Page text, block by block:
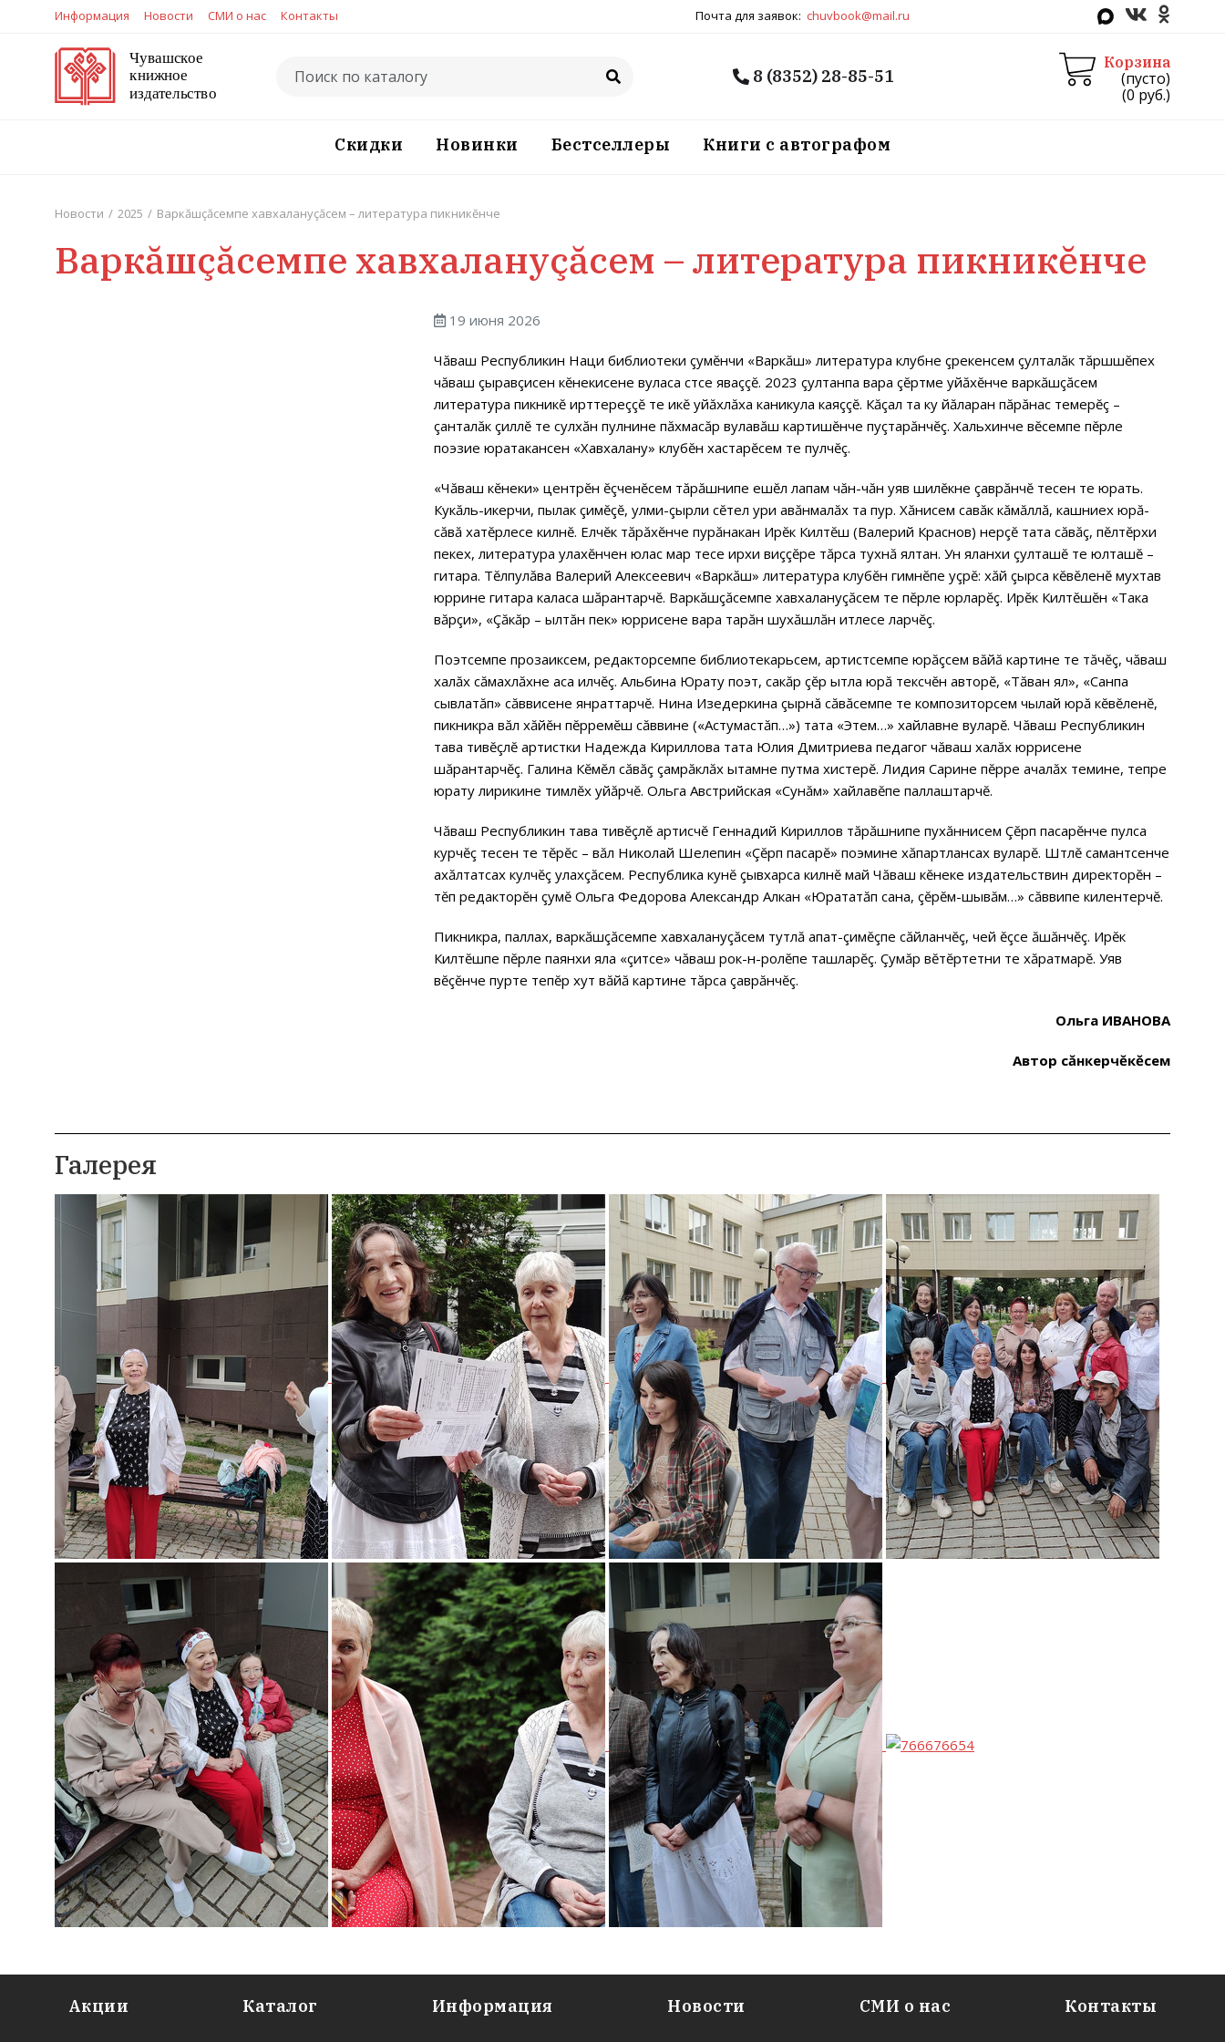
Информация Новости СМИ о нас Контакты Почта для заявок: chuvbook@mail.ru
8 (8352) 28-85-51
Корзина
(пусто)
(0 руб.)
Скидки Новинки Бестселлеры Книги с автографом
Новости / 2025 / Варкăшçăсемпе хавхалануçăсем – литература пикникĕнче
Варкăшçăсемпе хавхалануçăсем – литература пикникĕнче
19 июня 2026
Чăваш Республикин Наци библиотеки çумĕнчи «Варкăш» литература клубне çӳрекенсем çулталăк тăршшĕпех
чăваш çыравçисен кĕнекисене вуласа сӳтсе яваççĕ. 2023 çултанпа вара çĕртме уйăхĕнче варкăшçăсем
литература пикникĕ ирттереççĕ те икĕ уйăхлăха каникула каяççĕ. Кăçал та ку йăларан пăрăнас темерĕç –
çанталăк çиллĕ те сулхăн пулнине пăхмасăр вулавăш картишĕнче пуçтарăнчĕç. Хальхинче вĕсемпе пĕрле
поэзие юратакансен «Хавхалану» клубĕн хастарĕсем те пулчĕç.
«Чăваш кĕнеки» центрĕн ĕçченĕсем тăрăшнипе ешĕл лапам чăн-чăн уяв шилĕкне çаврăнчĕ тесен те юрать.
Кукăль-икерчи, пылак çимĕçĕ, улми-çырли сĕтел ури авăнмалăх та пур. Хăнисем савăк кăмăллă, кашниех юрă-
сăвă хатĕрлесе килнĕ. Елчĕк тăрăхĕнче пурăнакан Ирĕк Килтĕш (Валерий Краснов) ӳнерçĕ тата сăвăç, пĕлтĕрхи
пекех, литература улахĕнчен юлас мар тесе ирхи виççĕре тăрса тухнă ялтан. Ун яланхи çулташĕ те юлташĕ –
гитара. Тĕлпулăва Валерий Алексеевич «Варкăш» литература клубĕн гимнĕпе уçрĕ: хăй çырса кĕвĕленĕ мухтав
юррине гитара каласа шăрантарчĕ. Варкăшçăсемпе хавхалануçăсем те пĕрле юрларĕç. Ирĕк Килтĕшĕн «Така
вăрçи», «Çăкăр – ылтăн пек» юррисене вара тарăн шухăшлăн итлесе ларчĕç.
Поэтсемпе прозаиксем, редакторсемпе библиотекарьсем, артистсемпе юрăçсем вăйă картине те тăчĕç, чăваш
халăх сăмахлăхне аса илчĕç. Альбина Юрату поэт, сакăр çĕр ытла юрă тексчĕн авторĕ, «Тăван ял», «Санпа
сывлатăп» сăввисене янраттарчĕ. Нина Изедеркина çырнă сăвăсемпе те композиторсем чылай юрă кĕвĕленĕ,
пикникра вăл хăйĕн пĕрремĕш сăввине («Астумастăп…») тата «Этем…» хайлавне вуларĕ. Чăваш Республикин
тава тивĕçлĕ артистки Надежда Кириллова тата Юлия Дмитриева педагог чăваш халăх юррисене
шăрантарчĕç. Галина Кĕмĕл сăвăç çамрăклăх ытамне путма хистерĕ. Лидия Сарине пĕрре ачалăх темине, тепре
юрату лирикине тимлĕх уйăрчĕ. Ольга Австрийская «Сунăм» хайлавĕпе паллаштарчĕ.
Чăваш Республикин тава тивĕçлĕ артисчĕ Геннадий Кириллов тăрăшнипе пухăннисем Çĕрпӳ пасарĕнче пулса
курчĕç тесен те тĕрĕс – вăл Николай Шелепин «Çĕрпӳ пасарĕ» поэмине хăпартлансах вуларĕ. Шӳтлĕ самантсенче
ахăлтатсах кулчĕç улахçăсем. Республика кунĕ çывхарса килнĕ май Чăваш кĕнеке издательствин директорĕн –
тĕп редакторĕн çумĕ Ольга Федорова Александр Алкан «Юрататăп сана, çĕрĕм-шывăм…» сăввипе килентерчĕ.
Пикникра, паллах, варкăшçăсемпе хавхалануçăсем тутлă апат-çимĕçпе сăйланчĕç, чей ĕçсе ăшăнчĕç. Ирĕк
Килтĕшпе пĕрле паянхи яла «çитсе» чăваш рок-н-ролĕпе ташларĕç. Çумăр вĕтĕртетни те хăратмарĕ. Уяв
вĕçĕнче пурте тепĕр хут вăйă картине тăрса çаврăнчĕç.
Ольга ИВАНОВА
Автор сăнӳкерчĕкĕсем
Галерея
Акции Каталог Информация Новости СМИ о нас Контакты